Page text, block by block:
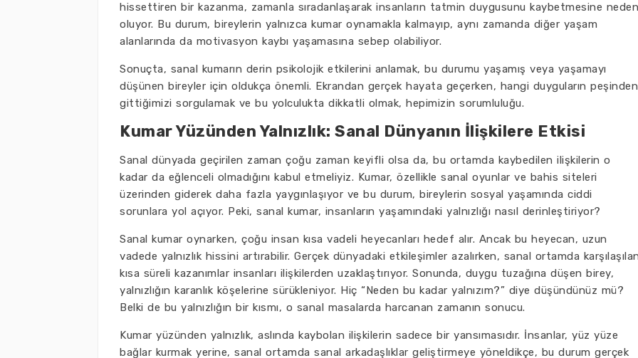
hissettiren bir kazanma, zamanla sıradanlaşarak insanların tatmin duygusunu kaybetmesine neden
oluyor. Bu durum, bireylerin yalnızca kumar oynamakla kalmayıp, aynı zamanda diğer yaşam
alanlarında da motivasyon kaybı yaşamasına sebep olabiliyor.
Sonuçta, sanal kumarın derin psikolojik etkilerini anlamak, bu durumu yaşamış veya yaşamayı
düşünen bireyler için oldukça önemli. Ekrandan gerçek hayata geçerken, hangi duyguların peşinden
gittiğimizi sorgulamak ve bu yolculukta dikkatli olmak, hepimizin sorumluluğu.
Kumar Yüzünden Yalnızlık: Sanal Dünyanın İlişkilere Etkisi
Sanal dünyada geçirilen zaman çoğu zaman keyifli olsa da, bu ortamda kaybedilen ilişkilerin o
kadar da eğlenceli olmadığını kabul etmeliyiz. Kumar, özellikle sanal oyunlar ve bahis siteleri
üzerinden giderek daha fazla yaygınlaşıyor ve bu durum, bireylerin sosyal yaşamında ciddi
sorunlara yol açıyor. Peki, sanal kumar, insanların yaşamındaki yalnızlığı nasıl derinleştiriyor?
Sanal kumar oynarken, çoğu insan kısa vadeli heyecanları hedef alır. Ancak bu heyecan, uzun
vadede yalnızlık hissini artırabilir. Gerçek dünyadaki etkileşimler azalırken, sanal ortamda
kısa süreli kazanımlar insanları ilişkilerden uzaklaştırıyor. Sonunda, duygu tuzağına düşen birey,
yalnızlığın karanlık köşelerine sürükleniyor. Hiç “Neden bu kadar yalnızım?” diye düşündünüz mü?
Belki de bu yalnızlığın bir kısmı, o sanal masalarda harcanan zamanın sonucu.
Kumar yüzünden yalnızlık, aslında kaybolan ilişkilerin sadece bir yansımasıdır. İnsanlar, yüz yüze
bağlar kurmak yerine, sanal ortamda sanal arkadaşlıklar geliştirmeye yöneldikçe, bu durum gerçek